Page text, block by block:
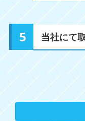
当社にて